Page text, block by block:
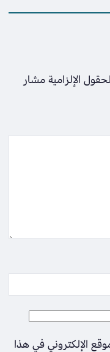
الإلزامية مشار
الإلكتروني في هذا